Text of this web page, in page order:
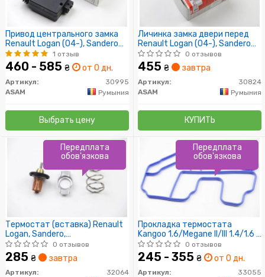
Привод центрального замка
Renault Logan (04-), Sandero
(08-), Duster (10-) (багажника
и дверей) (30995) Asam
1 отзыв
460 - 585 ₴ от 0 дн.
Артикул:
30995
ASAM
Румыния
Выбрать цену
Личинка замка двери перед
Renault Logan (04-), Sandero
(08-) i(лев, прав) (30824)
Asam
0 отзывов
455 ₴ завтра
Артикул:
30824
ASAM
Румыния
КУПИТЬ
Термостат (вставка) Renault
Logan, Sandero,
Kangoo,Scenic,Clio/Nissan
Almera, Kubistar,Micra 1.5 dci
(32064) Asam
0 отзывов
285 ₴ завтра
Артикул:
32064
Передплата
обов'язкова
Прокладка термостата
Kangoo 1.6/Megane II/III 1.4/1.6 i
02-
0 отзывов
245 - 355 ₴ от 0 дн.
Артикул:
33055
Передплата
обов'язкова